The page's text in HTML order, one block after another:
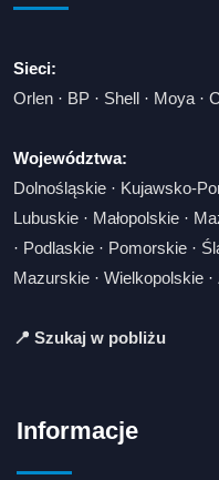
Sieci:
Orlen · BP · Shell · Moya ·
Województwa:
Dolnośląskie · Kujawsko-
Lubuskie · Małopolskie ·
· Podlaskie · Pomorskie ·
Mazurskie · Wielkopolskie ·
📍 Szukaj w pobliżu
Informacje